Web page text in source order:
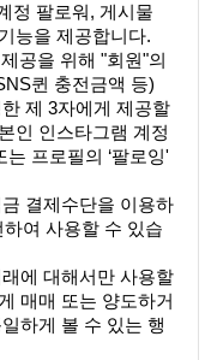
정 팔로워, 게시물
능을 제공합니다.
공을 위해 "회원"의
퀸 충전금액 등)
제 3자에게 제공할
인 인스타그램 계정
프로필의 ‘팔로잉'
결제수단을 이용하
하여 사용할 수 있습
에 대해서만 사용할
매매 또는 양도하거
하게 볼 수 있는 행